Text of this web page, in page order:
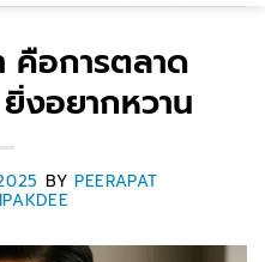
คือการตลาด
งอยากหวาน
BY PEERAPAT